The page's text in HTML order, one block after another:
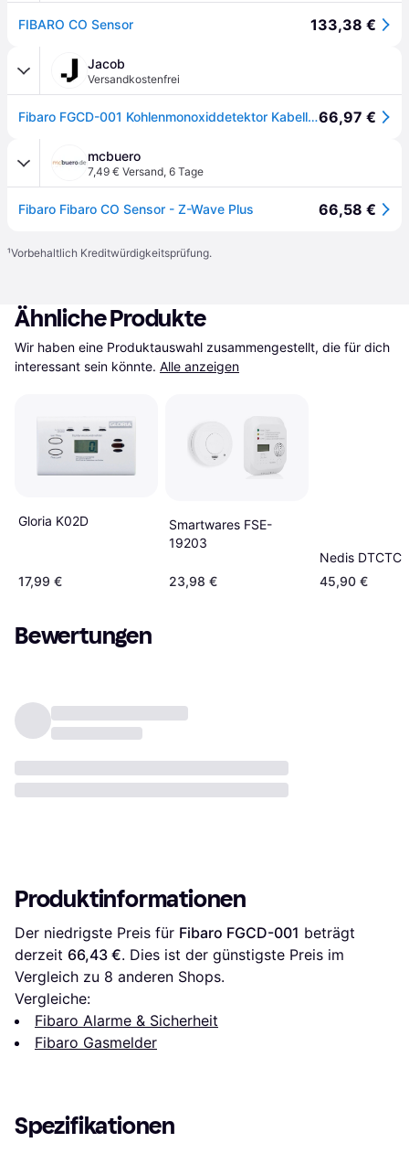
FIBARO CO Sensor 133,38 €
Jacob
Versandkostenfrei
Fibaro FGCD-001 Kohlenmonoxiddetektor Kabellos Interkonnektabel Oberflächenmontiert (FGCD-001)66,97 €
mcbuero
7,49 € Versand, 6 Tage
Fibaro Fibaro CO Sensor - Z-Wave Plus 66,58 €
¹Vorbehaltlich Kreditwürdigkeitsprüfung.
Ähnliche Produkte
Wir haben eine Produktauswahl zusammengestellt, die für dich
interessant sein könnte. Alle anzeigen
Gloria K02D
17,99 €
Smartwares FSE-
19203
23,98 €
Nedis
45,90 €
Bewertungen
Produktinformationen
Der niedrigste Preis für Fibaro FGCD-001 beträgt
derzeit 66,43 €. Dies ist der günstigste Preis im
Vergleich zu 8 anderen Shops.
Vergleiche:
Fibaro Alarme & Sicherheit
Fibaro Gasmelder
Spezifikationen